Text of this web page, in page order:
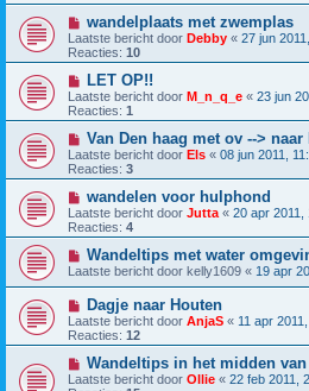
wandelplaats met zwemplas
Laatste bericht door Debby « 27 jun
Reacties: 10
LET OP!!
Laatste bericht door M_n_q_e « 23 jun
Reacties: 1
Van Den haag met ov -->
Laatste bericht door Els « 08 jun 2011,
Reacties: 3
wandelen voor hulphond
Laatste bericht door Jutta « 20 apr 2011,
Reacties: 4
Wandeltips met water
Laatste bericht door kelly1609 « 19 apr
Dagje naar Houten
Laatste bericht door AnjaS « 11 apr
Reacties: 12
Wandeltips in het midden
Laatste bericht door Ollie « 22 feb 2011,